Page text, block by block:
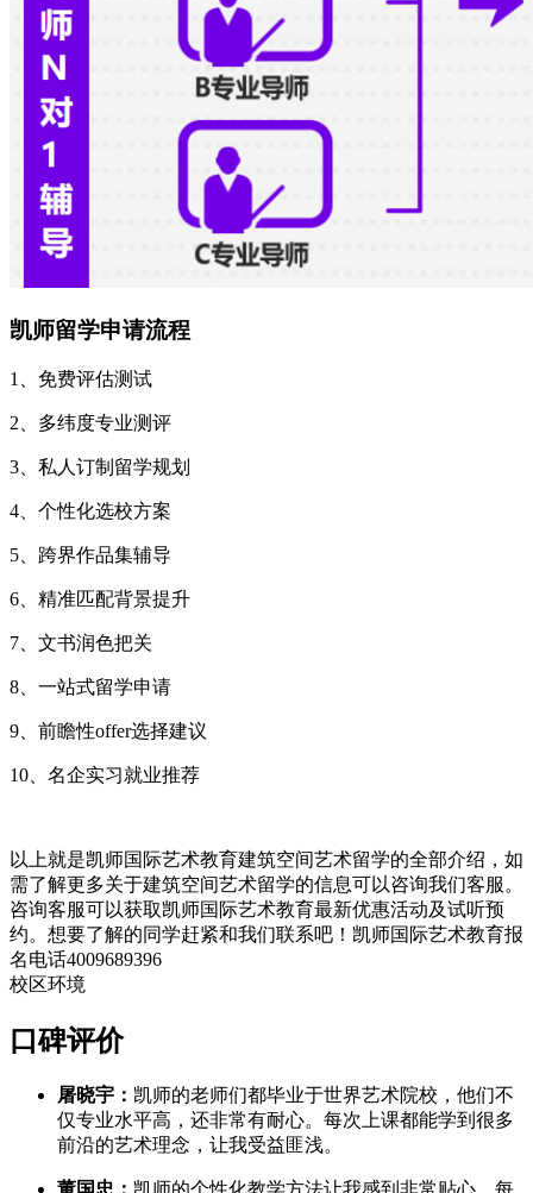
凯师留学申请流程
1、免费评估测试
2、多纬度专业测评
3、私人订制留学规划
4、个性化选校方案
5、跨界作品集辅导
6、精准匹配背景提升
7、文书润色把关
8、一站式留学申请
9、前瞻性offer选择建议
10、名企实习就业推荐
以上就是凯师国际艺术教育建筑空间艺术留学的全部介绍，如
需了解更多关于建筑空间艺术留学的信息可以咨询我们客服。
咨询客服可以获取凯师国际艺术教育最新优惠活动及试听预
约。想要了解的同学赶紧和我们联系吧！凯师国际艺术教育报
名电话4009689396
校区环境
口碑评价
屠晓宇： 凯师的老师们都毕业于世界艺术院校，他们不
仅专业水平高，还非常有耐心。每次上课都能学到很多
前沿的艺术理念，让我受益匪浅。
董国忠： 凯师的个性化教学方法让我感到非常贴心。每